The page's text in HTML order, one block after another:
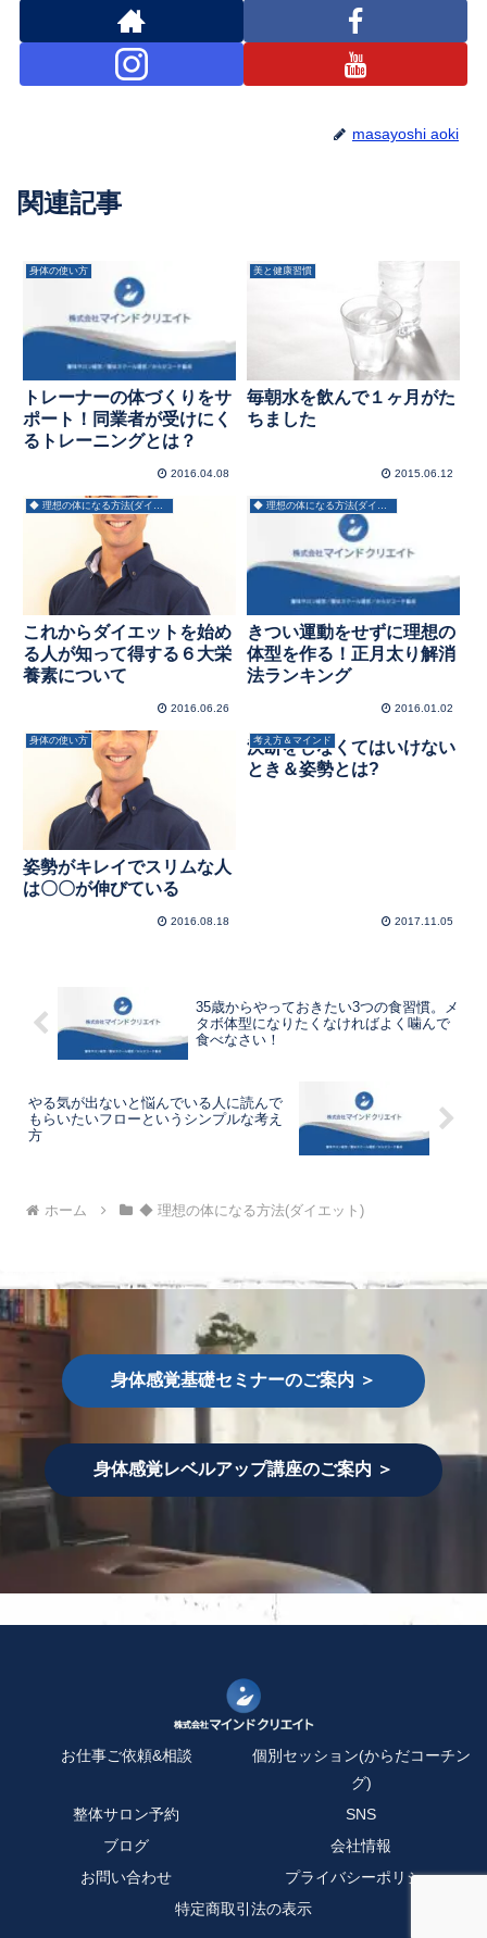
masayoshi aoki
関連記事
身体の使い方
トレーナーの体づくりをサ
ポート！同業者が受けにく
るトレーニングとは？
2016.04.08
美と健康習慣
毎朝水を飲んで１ヶ月がた
ちました
2015.06.12
これからダイエットを始め
る人が知って得する６大栄
養素について
2016.06.26
きつい運動をせずに理想の
体型を作る！正月太り解消
法ランキング
2016.01.02
身体の使い方
姿勢がキレイでスリムな人
は〇〇が伸びている
2016.08.18
考え方＆マインド
決断をしなくてはいけない
とき＆姿勢とは?
2017.11.05
35歳からやっておきたい3つの食習慣。メ
タボ体型になりたくなければよく噛んで
食べなさい！
やる気が出ないと悩んでいる人に読んで
もらいたいフローというシンプルな考え
方
ホーム ◆ 理想の体になる方法(ダイエット)
身体感覚基礎セミナーのご案内 ＞
身体感覚レベルアップ講座のご案内 ＞
お仕事ご依頼&相談
個別セッション(からだコーチン
グ)
整体サロン予約
SNS
ブログ
会社情報
お問い合わせ
プライバシーポリシー
特定商取引法の表示